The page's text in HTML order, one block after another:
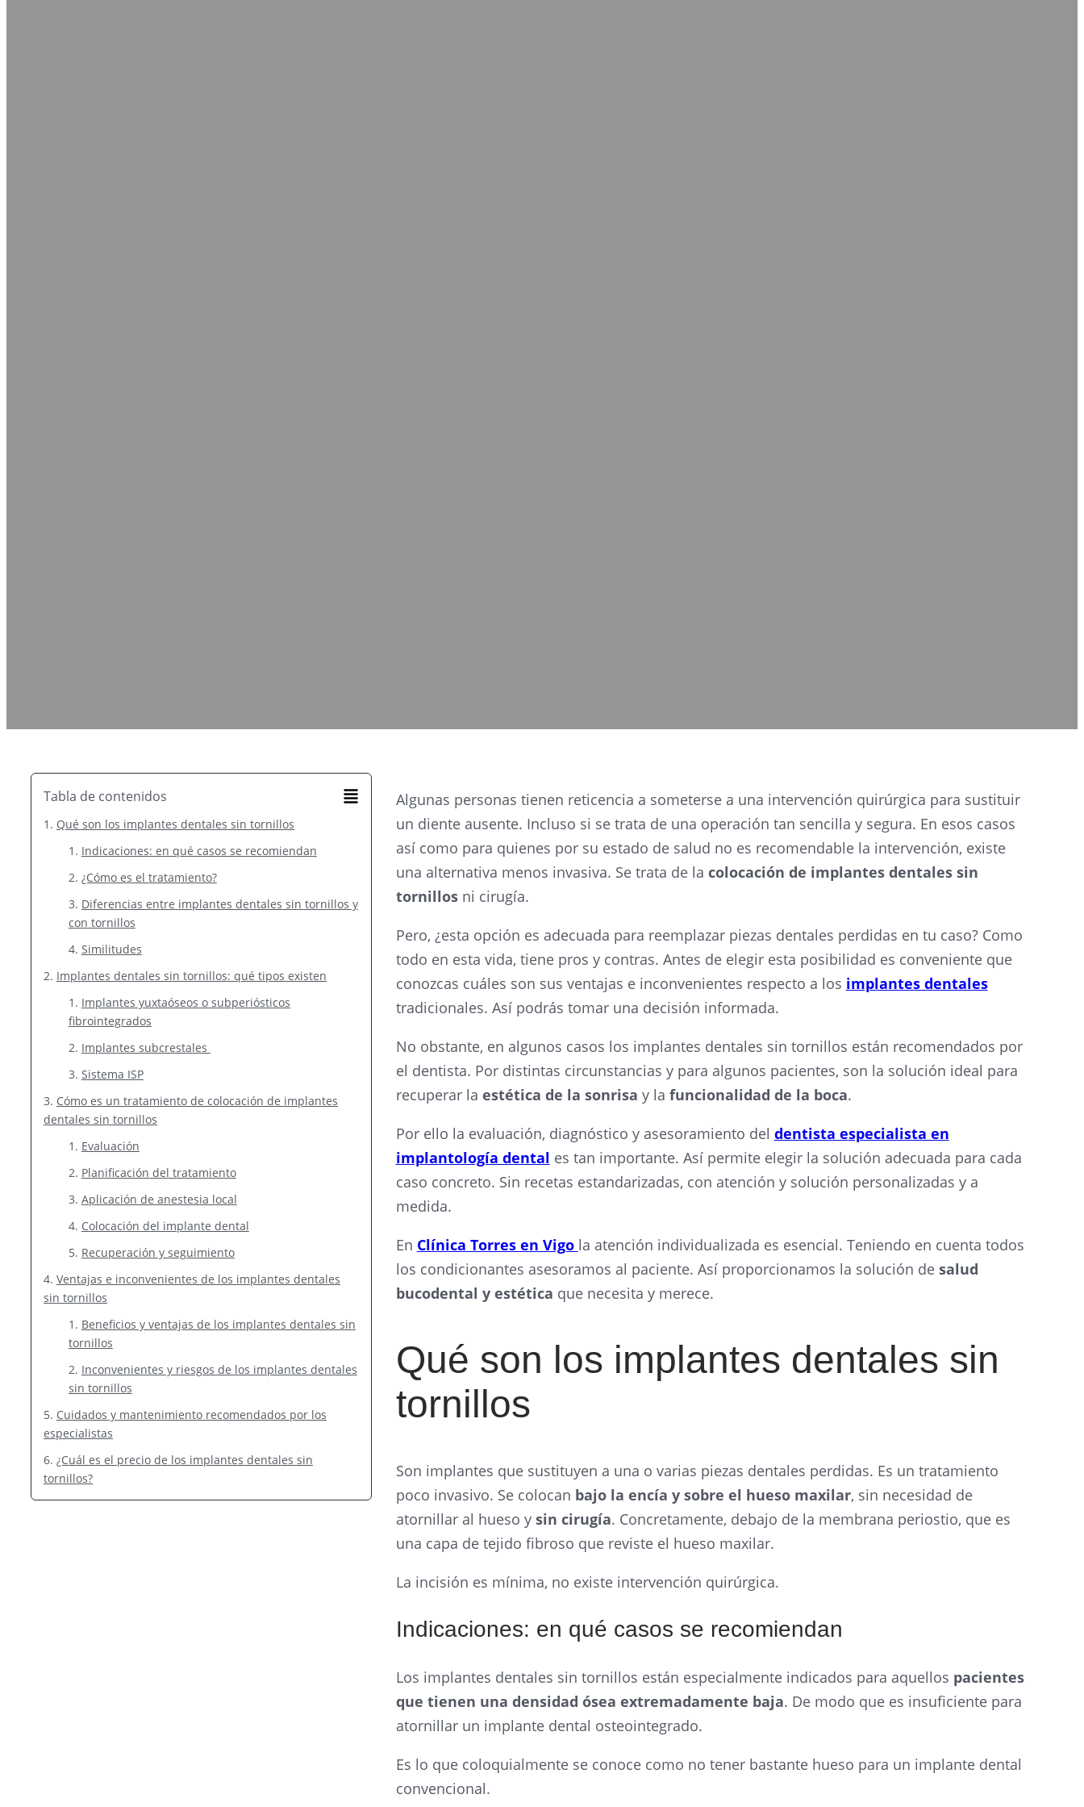
Tabla de contenidos
Qué son los implantes dentales sin tornillos
Indicaciones: en qué casos se recomiendan
¿Cómo es el tratamiento?
Diferencias entre implantes dentales sin tornillos y
con tornillos
Similitudes
Implantes dentales sin tornillos: qué tipos existen
Implantes yuxtaóseos o subperiósticos
fibrointegrados
Implantes subcrestales
Sistema ISP
Cómo es un tratamiento de colocación de implantes
dentales sin tornillos
Evaluación
Planificación del tratamiento
Aplicación de anestesia local
Colocación del implante dental
Recuperación y seguimiento
Ventajas e inconvenientes de los implantes dentales
sin tornillos
Beneficios y ventajas de los implantes dentales sin
tornillos
Inconvenientes y riesgos de los implantes dentales
sin tornillos
Cuidados y mantenimiento recomendados por los
especialistas
¿Cuál es el precio de los implantes dentales sin
tornillos?
Algunas personas tienen reticencia a someterse a una intervención quirúrgica para sustituir
un diente ausente. Incluso si se trata de una operación tan sencilla y segura. En esos casos
así como para quienes por su estado de salud no es recomendable la intervención, existe
una alternativa menos invasiva. Se trata de la colocación de implantes dentales sin
tornillosni cirugía.
Pero, ¿esta opción es adecuada para reemplazar piezas dentales perdidas en tu caso? Como
todo en esta vida, tiene pros y contras. Antes de elegir esta posibilidad es conveniente que
conozcas cuáles son sus ventajas e inconvenientes respecto a los implantes dentales
tradicionales. Así podrás tomar una decisión informada.
No obstante, en algunos casos los implantes dentales sin tornillos están recomendados por
el dentista. Por distintas circunstancias y para algunos pacientes, son la solución ideal para
recuperar la estética de la sonrisa y la funcionalidad de la boca.
Por ello la evaluación, diagnóstico y asesoramiento del dentista especialista en
implantología dental es tan importante. Así permite elegir la solución adecuada para cada
caso concreto. Sin recetas estandarizadas, con atención y solución personalizadas y a
medida.
En Clínica Torres en Vigo la atención individualizada es esencial. Teniendo en cuenta todos
los condicionantes asesoramos al paciente. Así proporcionamos la solución de salud
bucodental y estética que necesita y merece.
Qué son los implantes dentales sin
tornillos
Son implantes que sustituyen a una o varias piezas dentales perdidas. Es un tratamiento
poco invasivo. Se colocan bajo la encía y sobre el hueso maxilar, sin necesidad de
atornillar al hueso y sin cirugía. Concretamente, debajo de la membrana periostio, que es
una capa de tejido fibroso que reviste el hueso maxilar.
La incisión es mínima, no existe intervención quirúrgica.
Indicaciones: en qué casos se recomiendan
Los implantes dentales sin tornillos están especialmente indicados para aquellos pacientes
que tienen una densidad ósea extremadamente baja. De modo que es insuficiente para
atornillar un implante dental osteointegrado.
Es lo que coloquialmente se conoce como no tener bastante hueso para un implante dental
convencional.